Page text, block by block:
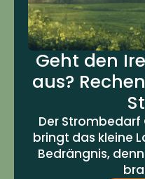
Geht den
aus?
Der
bringt das kleine
Bedrängnis,